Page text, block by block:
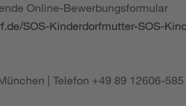
Online-Bewerbungsformular
SOS-Kinderdorfmutter-SOS-
| Telefon +49 89 12606-585